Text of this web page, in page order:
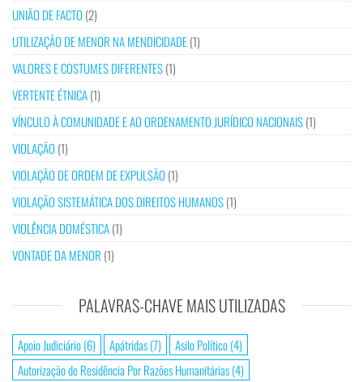
UNIÃO DE FACTO (2)
UTILIZAÇÃO DE MENOR NA MENDICIDADE(1)
VALORES E COSTUMES DIFERENTES(1)
VERTENTE ÉTNICA(1)
VÍNCULO À COMUNIDADE E AO ORDENAMENTO JURÍDICO NACIONAIS(1)
VIOLAÇÃO (1)
VIOLAÇÃO DE ORDEM DE EXPULSÃO (1)
VIOLAÇÃO SISTEMÁTICA DOS DIREITOS HUMANOS(1)
VIOLÊNCIA DOMÉSTICA(1)
VONTADE DA MENOR (1)
PALAVRAS-CHAVE MAIS UTILIZADAS
Apoio Judiciário(6) Apátridas(7) Asilo Político(4)
Autorização de Residência Por Razões Humanitárias(4)